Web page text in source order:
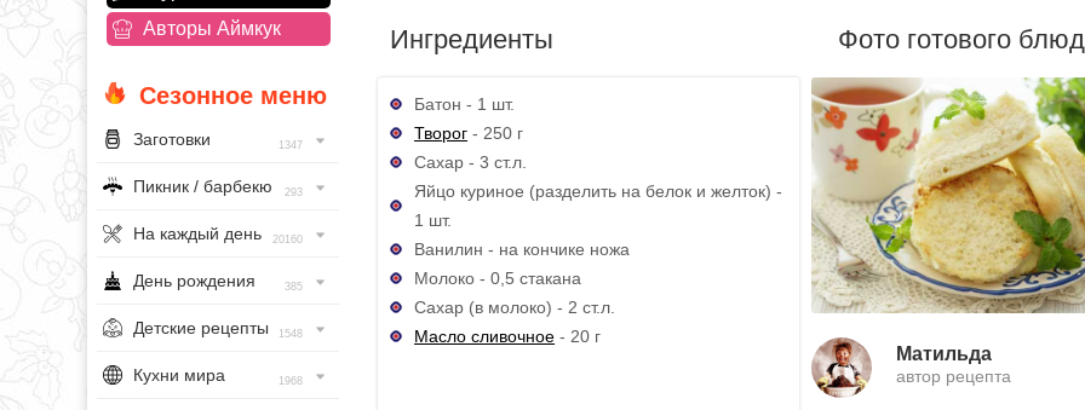
Авторы Аймкук
Сезонное меню
Заготовки 1347
Пикник / барбекю 293
На каждый день 20160
День рождения 385
Детские рецепты 1548
Кухни мира 1968
Ингредиенты
Батон - 1 шт.
Творог - 250 г
Сахар - 3 ст.л.
Яйцо куриное (разделить на белок и желток) -
1 шт.
Ванилин - на кончике ножа
Молоко - 0,5 стакана
Сахар (в молоко) - 2 ст.л.
Масло сливочное - 20 г
Фото готового
Матильда
автор рецепта